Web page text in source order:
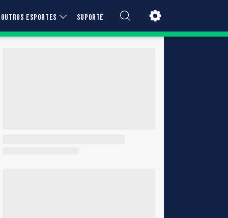
OUTROS ESPORTES SUPORTE